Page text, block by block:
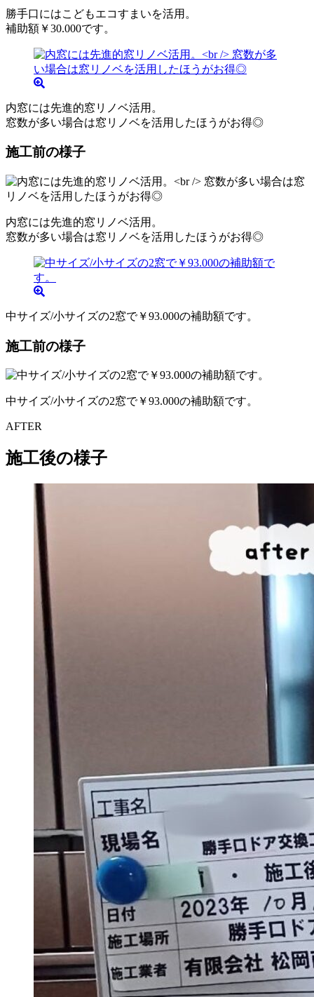
勝手口にはこどもエコすまいを活用。
補助額￥30.000です。
内窓には先進的窓リノベ活用。
窓数が多い場合は窓リノベを活用したほうがお得◎
施工前の様子
内窓には先進的窓リノベ活用。
窓数が多い場合は窓リノベを活用したほうがお得◎
中サイズ/小サイズの2窓で￥93.000の補助額です。
施工前の様子
中サイズ/小サイズの2窓で￥93.000の補助額です。
AFTER
施工後の様子